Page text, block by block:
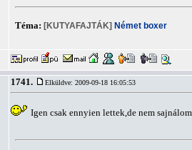
Téma: [KUTYAFAJTÁK] Német boxer
1741. Elküldve: 2009-09-18 16:05:53
Igen csak ennyien lettek,de nem